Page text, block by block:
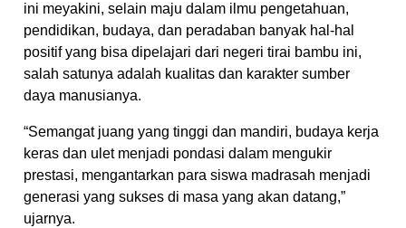
ini meyakini, selain maju dalam ilmu pengetahuan,
pendidikan, budaya, dan peradaban banyak hal-hal
positif yang bisa dipelajari dari negeri tirai bambu ini,
salah satunya adalah kualitas dan karakter sumber
daya manusianya.
“Semangat juang yang tinggi dan mandiri, budaya kerja
keras dan ulet menjadi pondasi dalam mengukir
prestasi, mengantarkan para siswa madrasah menjadi
generasi yang sukses di masa yang akan datang,”
ujarnya.